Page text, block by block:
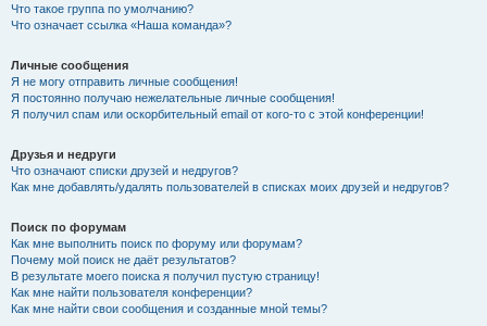
Что такое группа по умолчанию?
Что означает ссылка «Наша команда»?
Личные сообщения
Я не могу отправить личные сообщения!
Я постоянно получаю нежелательные личные сообщения!
Я получил спам или оскорбительный email от кого-то с этой конференции!
Друзья и недруги
Что означают списки друзей и недругов?
Как мне добавлять/удалять пользователей в списках моих друзей и недругов?
Поиск по форумам
Как мне выполнить поиск по форуму или форумам?
Почему мой поиск не даёт результатов?
В результате моего поиска я получил пустую страницу!
Как мне найти пользователя конференции?
Как мне найти свои сообщения и созданные мной темы?